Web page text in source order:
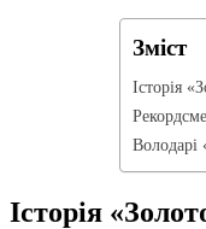
Зміст
Історія
Володарі
Історія